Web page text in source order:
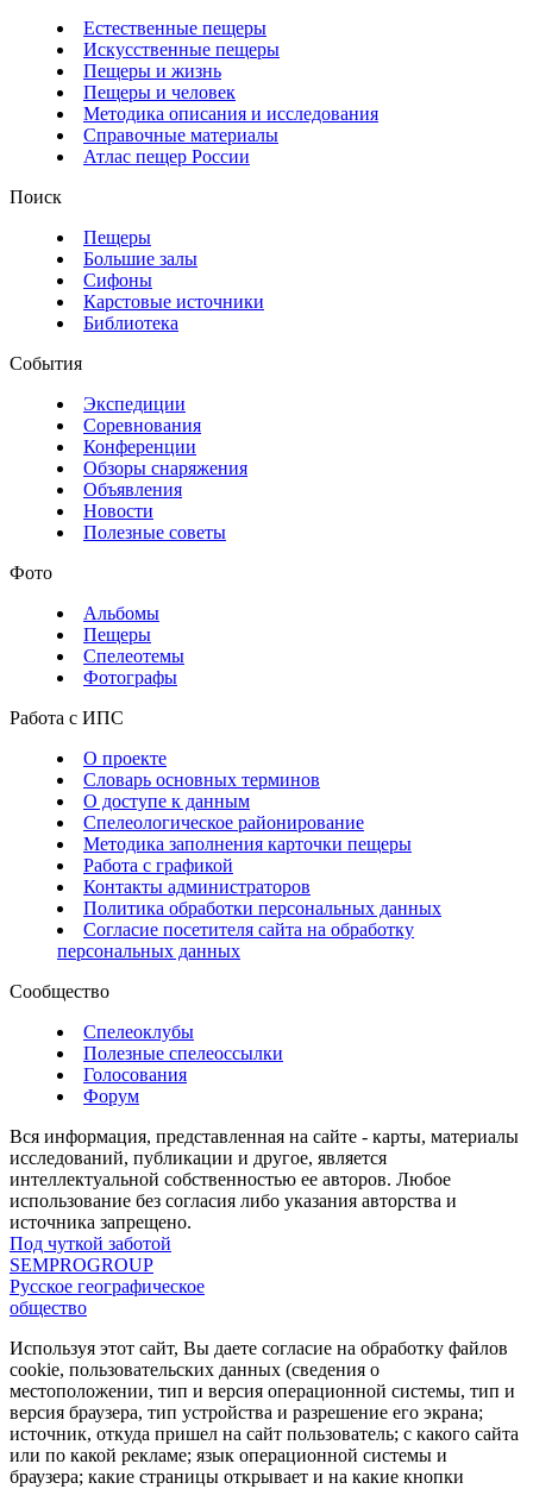
Естественные пещеры
Искусственные пещеры
Пещеры и жизнь
Пещеры и человек
Методика описания и исследования
Справочные материалы
Атлас пещер России
Поиск
Пещеры
Большие залы
Сифоны
Карстовые источники
Библиотека
События
Экспедиции
Соревнования
Конференции
Обзоры снаряжения
Объявления
Новости
Полезные советы
Фото
Альбомы
Пещеры
Спелеотемы
Фотографы
Работа с ИПС
О проекте
Словарь основных терминов
О доступе к данным
Спелеологическое районирование
Методика заполнения карточки пещеры
Работа с графикой
Контакты администраторов
Политика обработки персональных данных
Согласие посетителя сайта на обработку
персональных данных
Сообщество
Спелеоклубы
Полезные спелеоссылки
Голосования
Форум
Вся информация, представленная на сайте - карты, материалы
исследований, публикации и другое, является
интеллектуальной собственностью ее авторов. Любое
использование без согласия либо указания авторства и
источника запрещено.
Под чуткой заботой
SEMPROGROUP
Русское географическое
общество
Используя этот сайт, Вы даете согласие на обработку файлов
cookie, пользовательских данных (сведения о
местоположении, тип и версия операционной системы, тип и
версия браузера, тип устройства и разрешение его экрана;
источник, откуда пришел на сайт пользователь; с какого сайта
или по какой рекламе; язык операционной системы и
браузера; какие страницы открывает и на какие кнопки